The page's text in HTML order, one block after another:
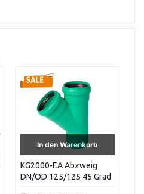
In den Warenkorb
KG2000-EA Abzweig
DN/OD 125/125 45 Grad